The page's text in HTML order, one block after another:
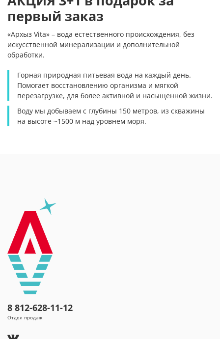
первый заказ
«Архыз Vita» – вода естественного происхождения, без
искусственной минерализации и дополнительной
обработки.
Горная природная питьевая вода на каждый день.
Помогает восстановлению организма и мягкой
перезагрузке, для более активной и насыщенной жизни.
Воду мы добываем с глубины 150 метров, из скважины
на высоте ~1500 м над уровнем моря.
8 812-628-11-12
Отдел продаж